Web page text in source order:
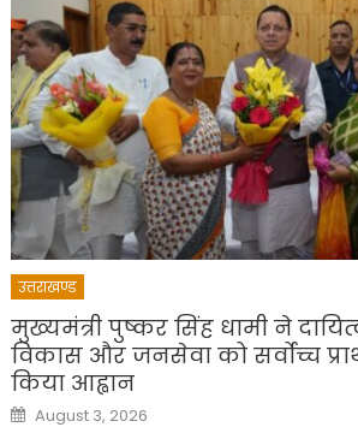
उत्तराखण्ड
मुख्यमंत्री पुष्कर सिंह धामी ने
विकास और जनसेवा को सर्वोच्च
किया आह्वान
Posted
on
August 3, 2026